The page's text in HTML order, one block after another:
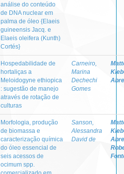
análise do conteúdo
de DNA nuclear em
palma de óleo {Elaeis
guineensis Jacq. e
Elaeis oleifera (Kunth)
Cortés}
Hospedabilidade de
hortaliças a
Meloidogyne ethiopica
: sugestão de manejo
através de rotação de
culturas
Carneiro,
Marina
Dechechi
Gomes
Morfologia, produção
de biomassa e
caracterização química
do óleo essencial de
seis acessos de
ocimum spp.
Sanson,
Alessandra
David de